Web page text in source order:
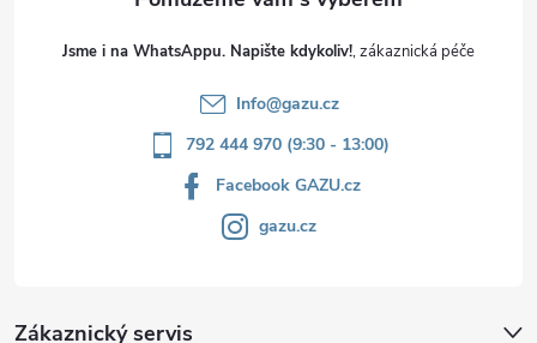
Jsme i na WhatsAppu. Napište kdykoliv!
Info@gazu.cz
792 444 970 (9:30 - 13:00)
Facebook GAZU.cz
gazu.cz
Zákaznický servis